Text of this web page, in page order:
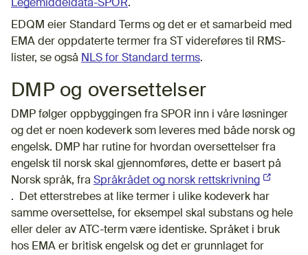
Legemiddeldata-SPOR.
EDQM eier Standard Terms og det er et samarbeid med
EMA der oppdaterte termer fra ST videreføres til RMS-
lister, se også NLS for Standard terms.
DMP og oversettelser
DMP følger oppbyggingen fra SPOR inn i våre løsninger
og det er noen kodeverk som leveres med både norsk og
engelsk. DMP har rutine for hvordan oversettelser fra
engelsk til norsk skal gjennomføres, dette er basert på
Norsk språk, fra Språkrådet og norsk rettskrivning (Ekstern
.
Det etterstrebes at like termer i ulike kodeverk har
samme oversettelse, for eksempel skal substans og hele
eller deler av ATC-term være identiske. Språket i bruk
hos EMA er britisk engelsk og det er grunnlaget for